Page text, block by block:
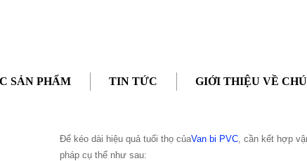
SẢN PHẨM TIN TỨC GIỚI THIỆU VỀ
Để kéo dài hiệu quả tuổi thọ củaVan bi PVC, cần kết hợp
pháp cụ thể như sau: